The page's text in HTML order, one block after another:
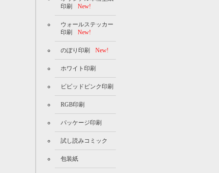
印刷
New!
ウォールステッカー
印刷
New!
のぼり印刷 New!
ホワイト印刷
ビビッドピンク印刷
RGB印刷
パッケージ印刷
試し読みコミック
包装紙